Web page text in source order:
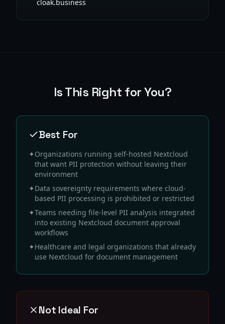
cloak.business
Is This Right for You?
Best For
✦Organizations running self-hosted Nextcloud
that want PII protection without leaving their
environment
✦Data sovereignty requirements where cloud-
based PII processing is prohibited or restricted
✦Teams needing file-level PII analysis integrated
into existing Nextcloud document approval
workflows
✦Healthcare and legal organizations that already
use Nextcloud for document management
Not Ideal For